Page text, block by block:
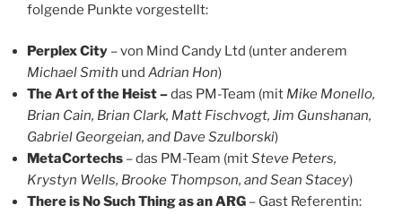
folgende Punkte vorgestellt:
Perplex City – von Mind Candy Ltd (unter anderem
Michael Smith und Adrian Hon)
The Art of the Heist –das PM-Team (mit Mike Monello,
Brian Cain, Brian Clark, Matt Fischvogt, Jim Gunshanan,
Gabriel Georgeian, and Dave Szulborski)
MetaCortechs – das PM-Team (mitSteve Peters,
Krystyn Wells, Brooke Thompson, and Sean Stacey)
There is No Such Thing as an ARG – Gast Referentin: